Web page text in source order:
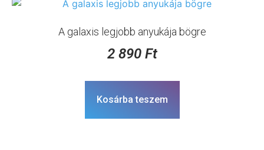
A galaxis legjobb anyukája bögre
2 890 Ft
Kosárba teszem